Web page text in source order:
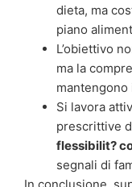
dieta, ma
piano
L’obiettivo
ma la
Si lavora
prescrittive
flessibilit?
segnali di